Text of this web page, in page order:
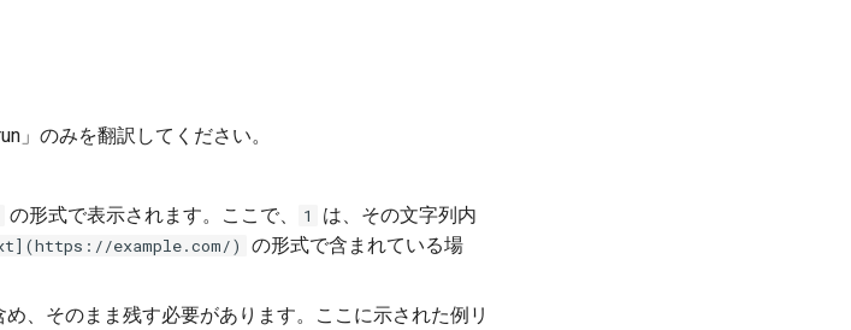
」のみを翻訳してください。
の形式で表示されます。ここで、 1
は、その文字列内
example.com/)
の形式で含まれている場
、そのまま残す必要があります。ここに示された例リ